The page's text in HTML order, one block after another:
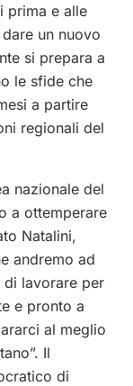
prima e alle
un nuovo
si prepara a
le sfide che
a partire
regionali del
nazionale del
a ottemperare
Natalini,
andremo ad
lavorare per
e pronto a
al meglio
Il
di